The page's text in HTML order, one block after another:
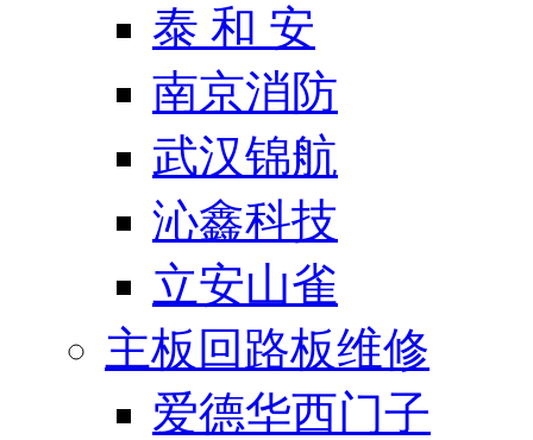
泰 和 安
南京消防
武汉锦航
沁鑫科技
立安山雀
主板回路板维修
爱德华西门子